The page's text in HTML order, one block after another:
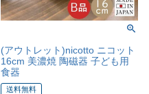
(アウトレット)nicotto ニコット
16cm 美濃焼 陶磁器 子ども用
食器
送料無料